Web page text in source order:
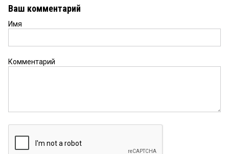
Ваш комментарий
Имя
Комментарий